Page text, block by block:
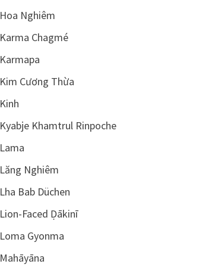
Hoa Nghiêm
Karma Chagmé
Karmapa
Kim Cương Thừa
Kinh
Kyabje Khamtrul Rinpoche
Lama
Lăng Nghiêm
Lha Bab Düchen
Lion-Faced Ḍākinī
Loma Gyonma
Mahāyāna